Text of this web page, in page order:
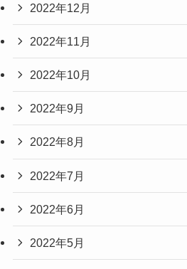
2022年12月
2022年11月
2022年10月
2022年9月
2022年8月
2022年7月
2022年6月
2022年5月